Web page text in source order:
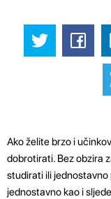
Ako želite brzo i
dobrotirati. Bez obzira
studirati ili
jednostavno kao i